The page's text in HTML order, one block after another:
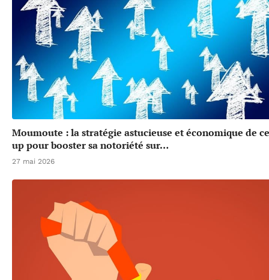
Moumoute : la stratégie astucieuse et économique de
up pour booster sa notoriété sur…
27 mai 2026